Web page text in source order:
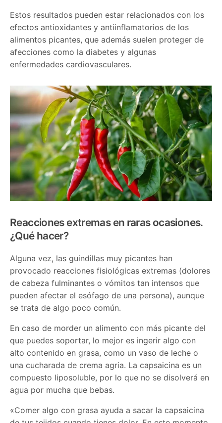
Estos resultados pueden estar relacionados con los
efectos antioxidantes y antiinflamatorios de los
alimentos picantes, que además suelen proteger de
afecciones como la diabetes y algunas
enfermedades cardiovasculares.
Reacciones extremas en raras ocasiones.
¿Qué hacer?
Alguna vez, las guindillas muy picantes han
provocado reacciones fisiológicas extremas (dolores
de cabeza fulminantes o vómitos tan intensos que
pueden afectar el esófago de una persona), aunque
se trata de algo poco común.
En caso de morder un alimento con más picante del
que puedes soportar, lo mejor es ingerir algo con
alto contenido en grasa, como un vaso de leche o
una cucharada de crema agria. La capsaicina es un
compuesto liposoluble, por lo que no se disolverá en
agua por mucha que bebas.
«Comer algo con grasa ayuda a sacar la capsaicina